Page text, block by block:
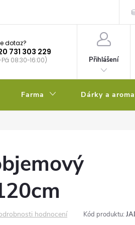
dotaz?
731 303 229
08:30-16:00) Přihlášení
Farma Dárky a
hodnocení Kód produktu: